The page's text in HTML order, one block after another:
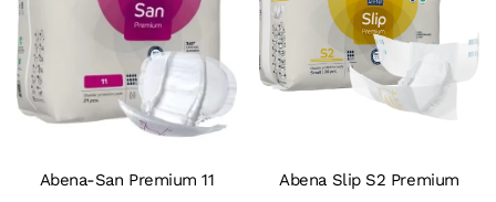
Abena-San Premium 11 Abena Slip S2 Premium